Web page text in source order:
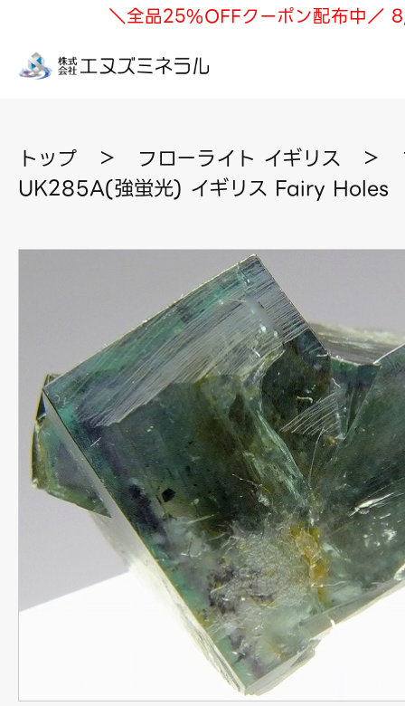
＼全品25%OFFクーポン配布中／
トップ ＞ フローライト イギリス ＞
UK285A(強蛍光) イギリス Fairy Holes